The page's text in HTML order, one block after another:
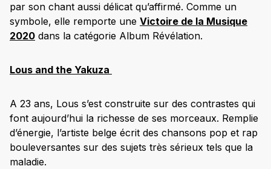
par son chant aussi délicat qu’affirmé. Comme un
symbole, elle remporte une Victoire de la Musique
2020 dans la catégorie Album Révélation.
Lous and the Yakuza
A 23 ans, Lous s’est construite sur des contrastes qui
font aujourd’hui la richesse de ses morceaux. Remplie
d’énergie, l’artiste belge écrit des chansons pop et rap
bouleversantes sur des sujets très sérieux tels que la
maladie.